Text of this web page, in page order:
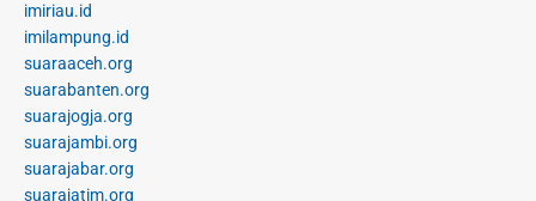
imiriau.id
imilampung.id
suaraaceh.org
suarabanten.org
suarajogja.org
suarajambi.org
suarajabar.org
suarajatim.org